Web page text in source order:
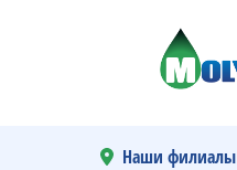
Наши филиалы